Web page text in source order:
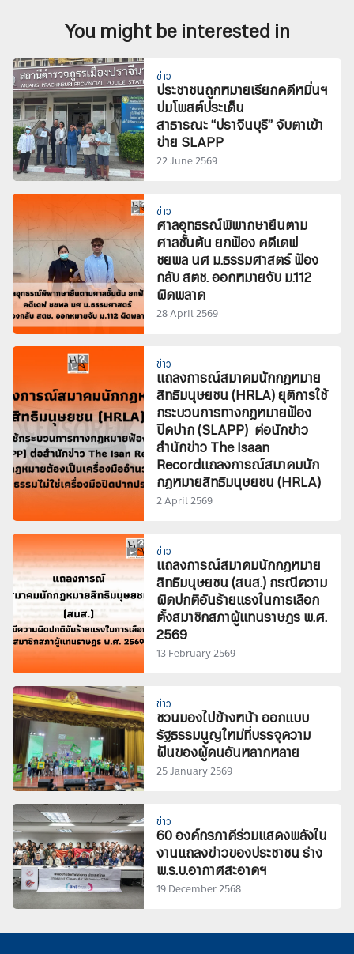
You might be interested in
ข่าว
ประชาชนถูกหมายเรียกคดีหมิ่นฯ
ปมโพสต์ประเด็น
สาธารณะ “ปราจีนบุรี” จับตาเข้า
ข่าย SLAPP
22 June 2569
ข่าว
ศาลอุทธรณ์พิพากษายืนตาม
ศาลชั้นต้น ยกฟ้อง คดีเดฟ
ชยพล นศ ม.ธรรมศาสตร์ ฟ้อง
กลับ สตช. ออกหมายจับ ม.112
ผิดพลาด
28 April 2569
ข่าว
แถลงการณ์สมาคมนักกฎหมาย
สิทธิมนุษยชน (HRLA) ยุติการใช้
กระบวนการทางกฎหมายฟ้อง
ปิดปาก (SLAPP) ต่อนักข่าว
สำนักข่าว The Isaan
Recordแถลงการณ์สมาคมนัก
กฎหมายสิทธิมนุษยชน (HRLA)
2 April 2569
ข่าว
แถลงการณ์สมาคมนักกฎหมาย
สิทธิมนุษยชน (สนส.) กรณีความ
ผิดปกติอันร้ายแรงในการเลือก
ตั้งสมาชิกสภาผู้แทนราษฎร พ.ศ.
2569
13 February 2569
ข่าว
ชวนมองไปข้างหน้า ออกแบบ
รัฐธรรมนูญใหม่ที่บรรจุความ
ฝันของผู้คนอันหลากหลาย
25 January 2569
ข่าว
60 องค์กรภาคีร่วมแสดงพลังใน
งานแถลงข่าวของประชาชน ร่าง
พ.ร.บ.อากาศสะอาดฯ
19 December 2568